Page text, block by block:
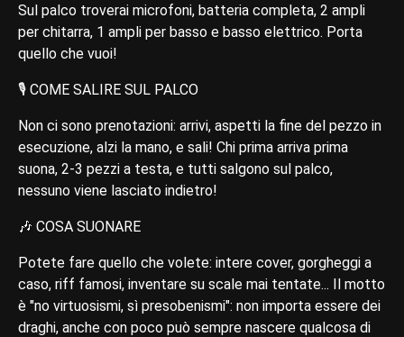
Sul palco troverai microfoni, batteria completa, 2 ampli
per chitarra, 1 ampli per basso e basso elettrico. Porta
quello che vuoi!
🎙 COME SALIRE SUL PALCO
Non ci sono prenotazioni: arrivi, aspetti la fine del pezzo in
esecuzione, alzi la mano, e sali! Chi prima arriva prima
suona, 2-3 pezzi a testa, e tutti salgono sul palco,
nessuno viene lasciato indietro!
🎶 COSA SUONARE
Potete fare quello che volete: intere cover, gorgheggi a
caso, riff famosi, inventare su scale mai tentate... Il motto
è "no virtuosismi, sì presobenismi": non importa essere dei
draghi, anche con poco può sempre nascere qualcosa di